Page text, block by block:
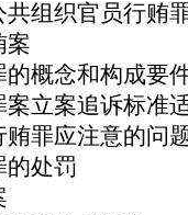
组织官员行贿
案
概念和构成要
立案追诉标准
罪应注意的问
的处罚